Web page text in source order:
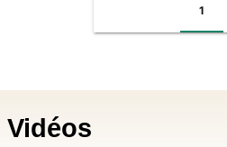
1
Vidéos